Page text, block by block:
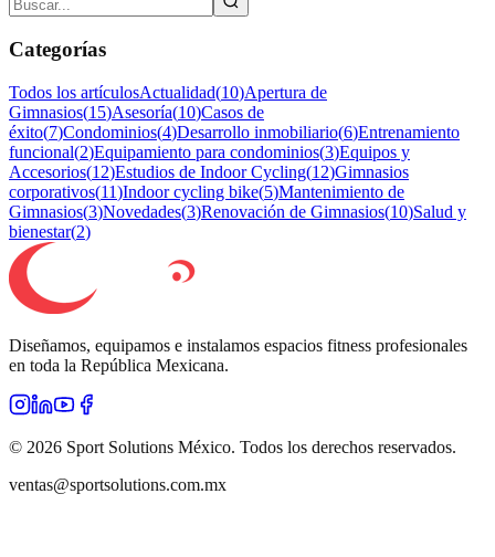
Categorías
Todos los artículosActualidad(10)Apertura de
Gimnasios(15)Asesoría(10)Casos de
éxito(7)Condominios(4)Desarrollo inmobiliario(6)Entrenamiento
funcional(2)Equipamiento para condominios(3)Equipos y
Accesorios(12)Estudios de Indoor Cycling(12)Gimnasios
corporativos(11)Indoor cycling bike(5)Mantenimiento de
Gimnasios(3)Novedades(3)Renovación de Gimnasios(10)Salud y
bienestar(2)
Diseñamos, equipamos e instalamos espacios fitness profesionales
en toda la República Mexicana.
© 2026 Sport Solutions México. Todos los derechos reservados.
ventas@sportsolutions.com.mx